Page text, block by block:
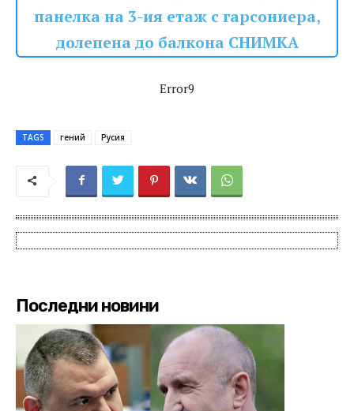
панелка на 3-ия етаж с гарсониера,
долепена до балкона СНИМКА
Error9
TAGS гений Русия
Последни новини